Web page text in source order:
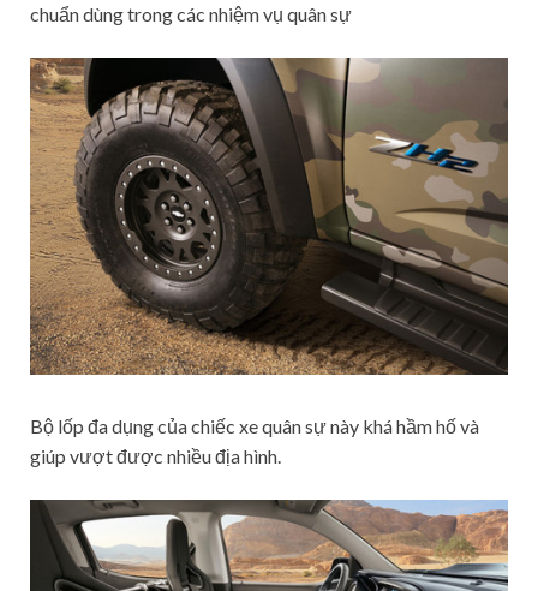
chuẩn dùng trong các nhiệm vụ quân sự
Bộ lốp đa dụng của chiếc xe quân sự này khá hầm hố và
giúp vượt được nhiều địa hình.